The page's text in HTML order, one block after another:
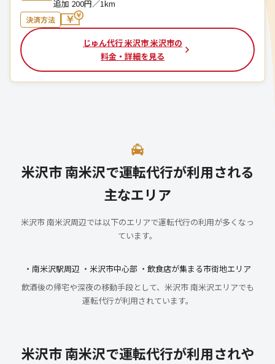
追加 200円／1km
決済方法
じゅん代行 米沢市 米沢市の
料金・詳細を見る
米沢市 南米沢で運転代行が利用される
主なエリア
米沢市 南米沢周辺では以下のエリアで運転代行の利用が多くなっ
ています。
・南米沢駅周辺 ・米沢市中心部 ・飲食店が集まる市街地エリア
飲酒後の帰宅や深夜の移動手段として、米沢市 南米沢エリアでも
運転代行が利用されています。
米沢市 南米沢で運転代行が利用されや